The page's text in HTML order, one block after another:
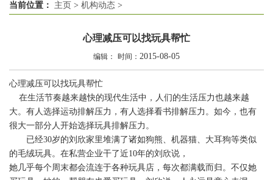
当前位置： 主页 > 机构动态 >
心理减压可以找玩具帮忙
编辑： 时间： 2015-08-05
心理减压可以找玩具帮忙
在生活节奏越来越快的现代生活中，人们的生活压力也越来越
大。有人选择运动排解压力，有人选择看书排解压力。如今，也有
很大一部分人开始选择玩具排解压力。
已经30岁的刘欣家里堆满了诸如狗熊、机器猫、大耳狗等类似
的毛绒玩具。在私营企业干了近10年的刘欣说，
她几乎每个周末都会流连于各种玩具店，每次都满载而归。不仅她